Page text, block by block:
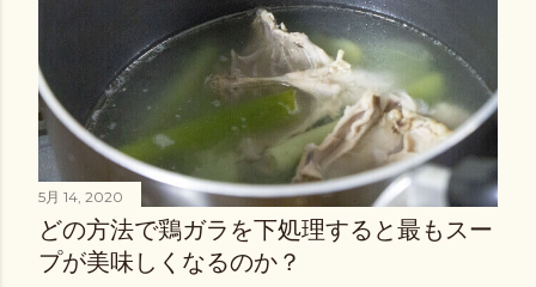
5月 14, 2020
どの方法で鶏ガラを下処理すると最もスー
プが美味しくなるのか？